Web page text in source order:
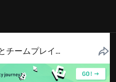
Telegramの取引とチームプレイ：暗号化されたソーシャルは進化しているのか？